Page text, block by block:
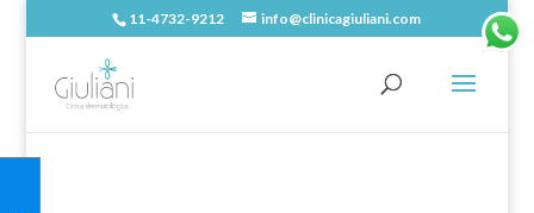
11-4732-9212 info@clinicagiuliani.com